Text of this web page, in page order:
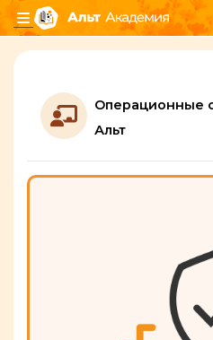
Перейти к основному
Боковая панель
Операционные
АльтЛекция